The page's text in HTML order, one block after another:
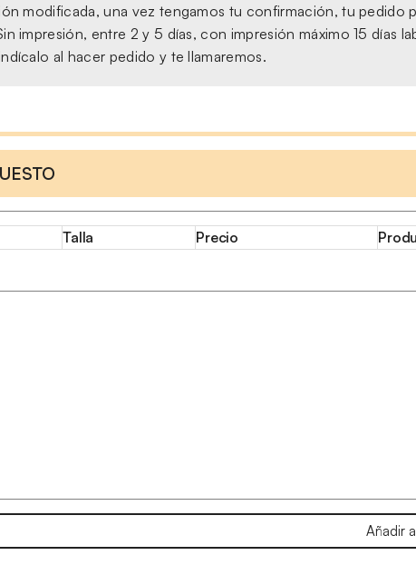
modificada, una vez tengamos tu confirmación, tu pedido
impresión, entre 2 y 5 días, con impresión máximo 15 días
al hacer pedido y te llamaremos.
Talla Precio
Añadir